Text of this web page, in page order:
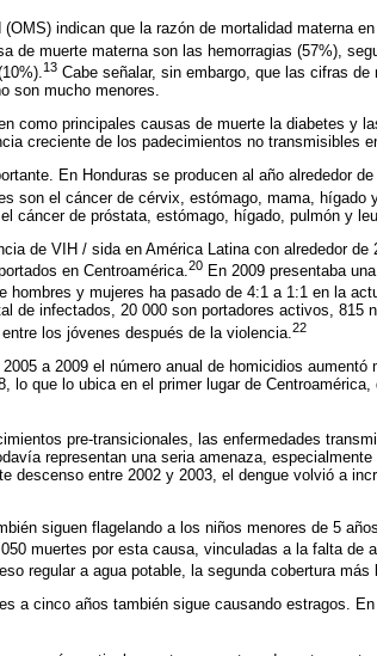
indican que la razón de mortalidad materna
de muerte materna son las hemorragias (57%),
13 Cabe señalar, sin embargo, que las cifras de
son mucho menores.
como principales causas de muerte la diabetes y
creciente de los padecimientos no transmisibles
En Honduras se producen al año alrededor
son el cáncer de cérvix, estómago, mama, hígado
cáncer de próstata, estómago, hígado, pulmón y
de VIH / sida en América Latina con alrededor de
en Centroamérica.20 En 2009 presentaba
hombres y mujeres ha pasado de 4:1 a 1:1 en la
de infectados, 20 000 son portadores activos, 815
los jóvenes después de la violencia. 22
a 2009 el número anual de homicidios
lo que lo ubica en el primer lugar de
pre-transicionales, las enfermedades
representan una seria amenaza,
descenso entre 2002 y 2003, el dengue volvió a
siguen flagelando a los niños menores de 5
muertes por esta causa, vinculadas a la falta de
regular a agua potable, la segunda cobertura más
a cinco años también sigue causando estragos.